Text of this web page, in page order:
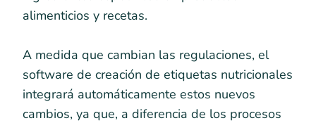
alimenticios y recetas.
A medida que cambian las regulaciones, el
software de creación de etiquetas nutricionales
integrará automáticamente estos nuevos
cambios, ya que, a diferencia de los procesos